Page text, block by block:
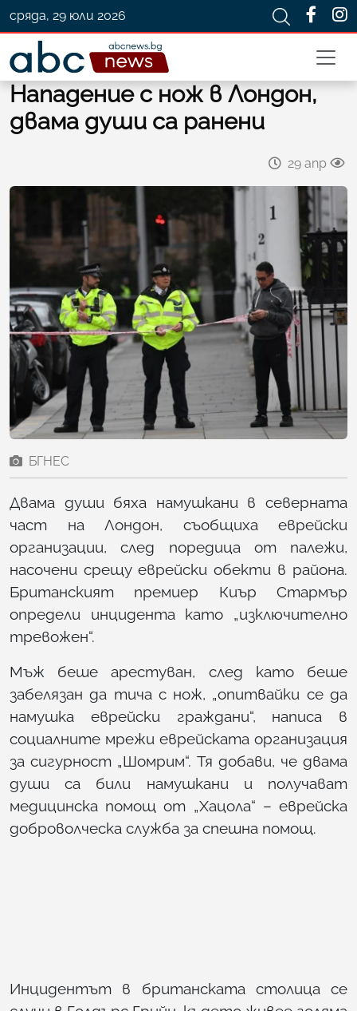
сряда, 29 юли 2026
Нападение с нож в Лондон,
двама души са ранени
29 апр
БГНЕС
Двама души бяха намушкани в северната
част на Лондон, съобщиха еврейски
организации, след поредица от палежи,
насочени срещу еврейски обекти в района.
Британският премиер Киър Стармър
определи инцидента като „изключително
тревожен“.
Мъж беше арестуван, след като беше
забелязан да тича с нож, „опитвайки се да
намушка еврейски граждани“, написа в
социалните мрежи еврейската организация
за сигурност „Шомрим“. Тя добави, че двама
души са били намушкани и получават
медицинска помощ от „Хацола“ – еврейска
доброволческа служба за спешна помощ.
Инцидентът в британската столица се